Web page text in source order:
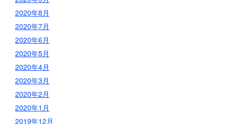
2020年8月
2020年7月
2020年6月
2020年5月
2020年4月
2020年3月
2020年2月
2020年1月
2019年12月